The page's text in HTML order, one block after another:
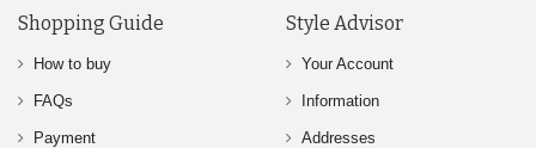
Shopping Guide
How to buy
FAQs
Payment
Style Advisor
Your Account
Information
Addresses